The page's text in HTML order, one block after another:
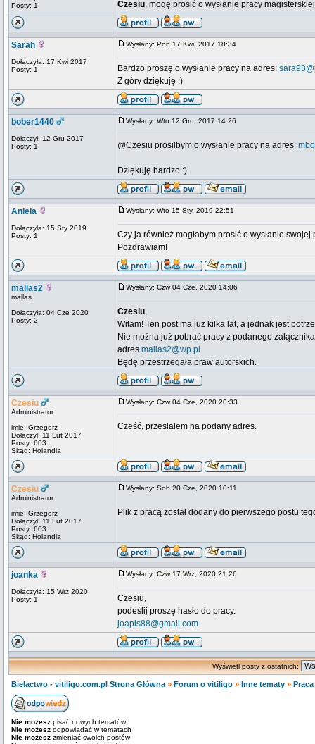
Posty: 1
Czesiu, mogę prosić o wysłanie pracy
Sarah
Dołączyła: 17 Kwi 2017
Posty: 1
Wysłany: Pon 17 Kwi, 2017 18:34
Bardzo proszę o wysłanie pracy na adres:
Z góry dziękuję :)
bober1440
Dołączył: 12 Gru 2017
Posty: 1
Wysłany: Wto 12 Gru, 2017 14:26
@Czesiu prosilbym o wysłanie pracy na adres:
Dziękuję bardzo :)
Aniela
Dołączyła: 15 Sty 2019
Posty: 1
Wysłany: Wto 15 Sty, 2019 22:51
Czy ja również mogłabym prosić o wysłanie
Pozdrawiam!
mallas2
mallas
Dołączyła: 04 Cze 2020
Posty: 2
Wysłany: Czw 04 Cze, 2020 14:06
Czesiu,
Witam! Ten post ma już kilka lat, a jednak jest
Nie można już pobrać pracy z podanego
adres mallas2@wp.pl
Będę przestrzegała praw autorskich.
Czesiu
Administrator
imie: Grzegorz
Dołączył: 11 Lut 2017
Posty: 603
Skąd: Holandia
Wysłany: Czw 04 Cze, 2020 20:33
Cześć, przesłałem na podany adres.
Czesiu
Administrator
imie: Grzegorz
Dołączył: 11 Lut 2017
Posty: 603
Skąd: Holandia
Wysłany: Sob 20 Cze, 2020 10:11
Plik z pracą został dodany do pierwszego postu
joanka
Dołączyła: 15 Wrz 2020
Posty: 1
Wysłany: Czw 17 Wrz, 2020 21:26
Czesiu,
podeślij proszę hasło do pracy.
joapis88@gmail.com
Wyświetl posty z ostatnich:
Bielactwo - vitiligo.com.pl Strona Główna » Forum o vitiligo » Inne tematy »
Nie możesz pisać nowych tematów
Nie możesz odpowiadać w tematach
Nie możesz zmieniać swoich postów